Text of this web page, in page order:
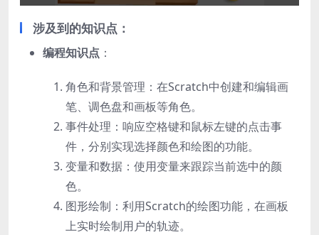
涉及到的知识点 ：
编程知识点 ：
角色和背景管理：在Scratch中创建和编辑画
笔、调色盘和画板等角色。
事件处理：响应空格键和鼠标左键的点击事
件，分别实现选择颜色和绘图的功能。
变量和数据：使用变量来跟踪当前选中的颜
色。
图形绘制：利用Scratch的绘图功能，在画板
上实时绘制用户的轨迹。